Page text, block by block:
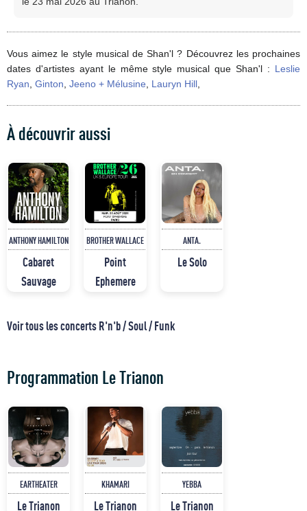
Vous aimez le style musical de Shan'l ? Découvrez les prochaines
dates d'artistes ayant le même style musical que Shan'l : Leslie
Ryan Ginton Jeeno + Mélusine Lauryn Hill
À découvrir aussi
ANTHONY HAMILTON
Cabaret
Sauvage
BROTHER WALLACE
Point
Ephemere
ANTA.
Le Solo
Voir tous les concerts R'n'b / Soul / Funk
Programmation Le Trianon
EARTHEATER
Le Trianon
KHAMARI
Le Trianon
YEBBA
Le Trianon